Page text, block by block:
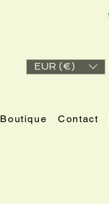
EUR (€)
Boutique Contact